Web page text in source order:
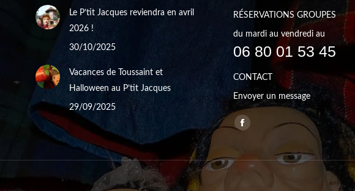
Le P’tit Jacques reviendra en avril
2026 !
30/10/2025
Vacances de Toussaint et
Halloween au P’tit Jacques
29/09/2025
RÉSERVATIONS GROUPES
du mardi au vendredi au
06 80 01 53 45
CONTACT
Envoyer un message
Trouvez nous sur :
Facebook
opens